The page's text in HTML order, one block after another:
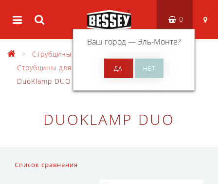
Ваш город —Эль-Монте?
0
Струбцины
Струбцины для работы одной рукой
DuoKlamp DUO
DUOKLAMP DUO
Список сравнения